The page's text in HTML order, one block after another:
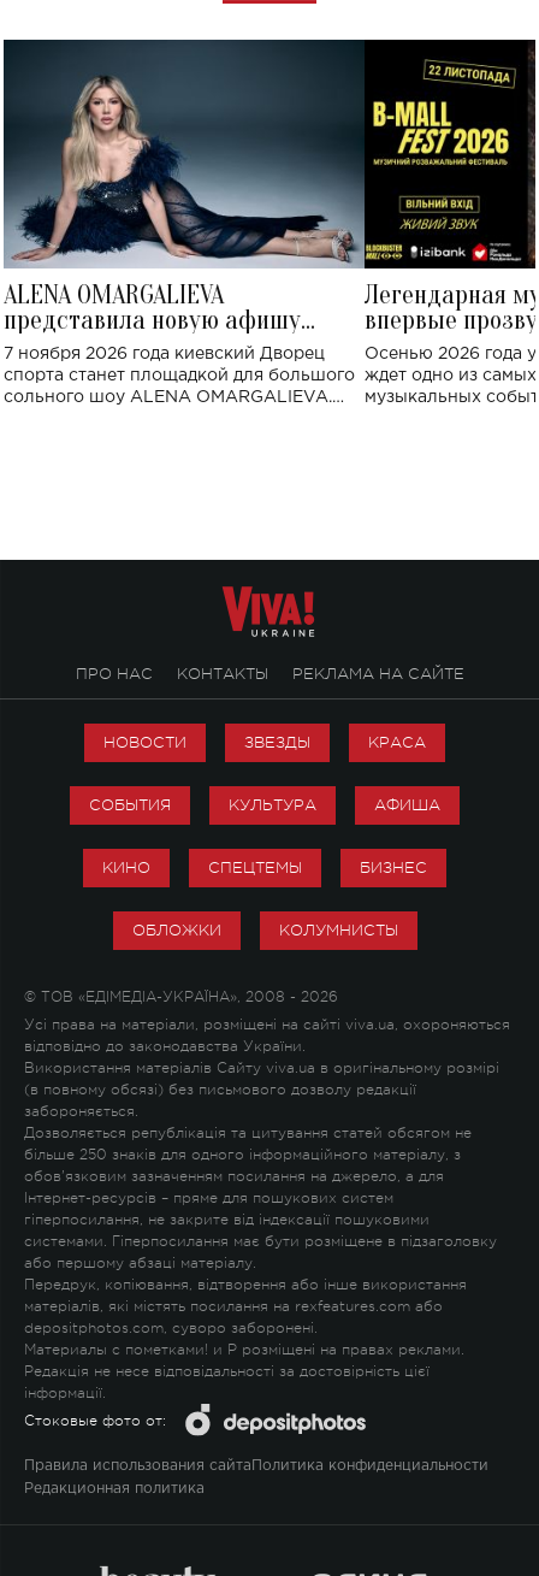
ALENA OMARGALIEVA
представила новую афишу
большого концерта во Дворце
спорта
7 ноября 2026 года киевский Дворец
спорта станет площадкой для большого
сольного шоу ALENA OMARGALIEVA.
Легендарная
впервые
Украине: где
Осенью 2026 года
ждет одно из
музыкальных
ПРО НАС КОНТАКТЫ РЕКЛАМА НА САЙТЕ
НОВОСТИ ЗВЕЗДЫ КРАСА
СОБЫТИЯ КУЛЬТУРА АФИША
КИНО СПЕЦТЕМЫ БИЗНЕС
ОБЛОЖКИ КОЛУМНИСТЫ
© ТОВ «ЕДІМЕДІА-УКРАЇНА», 2008 - 2026
Усі права на матеріали, розміщені на сайті viva.ua, охороняються
відповідно до законодавства України.
Використання матеріалів Сайту viva.ua в оригінальному розмірі
(в повному обсязі) без письмового дозволу редакції
забороняється.
Дозволяється републікація та цитування статей обсягом не
більше 250 знаків для одного інформаційного матеріалу, з
обов'язковим зазначенням посилання на джерело, а для
Інтернет-ресурсів – пряме для пошукових систем
гіперпосилання, не закрите від індексації пошуковими
системами. Гіперпосилання має бути розміщене в підзаголовку
або першому абзаці матеріалу.
Передрук, копіювання, відтворення або інше використання
матеріалів, які містять посилання на rexfeatures.com або
depositphotos.com, суворо заборонені.
Материалы с пометками! и P розміщені на правах реклами.
Редакція не несе відповідальності за достовірність цієї
інформації.
Стоковые фото от:
Правила использования сайта Политика конфиденциальности
Редакционная политика